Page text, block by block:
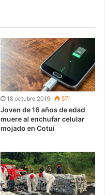
18 octubre 2019 571
Joven de 16 años de edad
muere al enchufar celular
mojado en Cotuí